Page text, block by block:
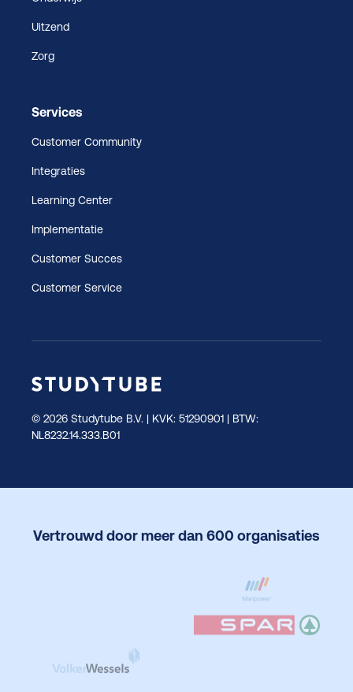
Uitzend
Zorg
Services
Customer Community
Integraties
Learning Center
Implementatie
Customer Succes
Customer Service
© 2026 Studytube B.V. | KVK: 51290901 | BTW:
NL8232.14.333.B01
Vertrouwd door meer dan 600 organisaties